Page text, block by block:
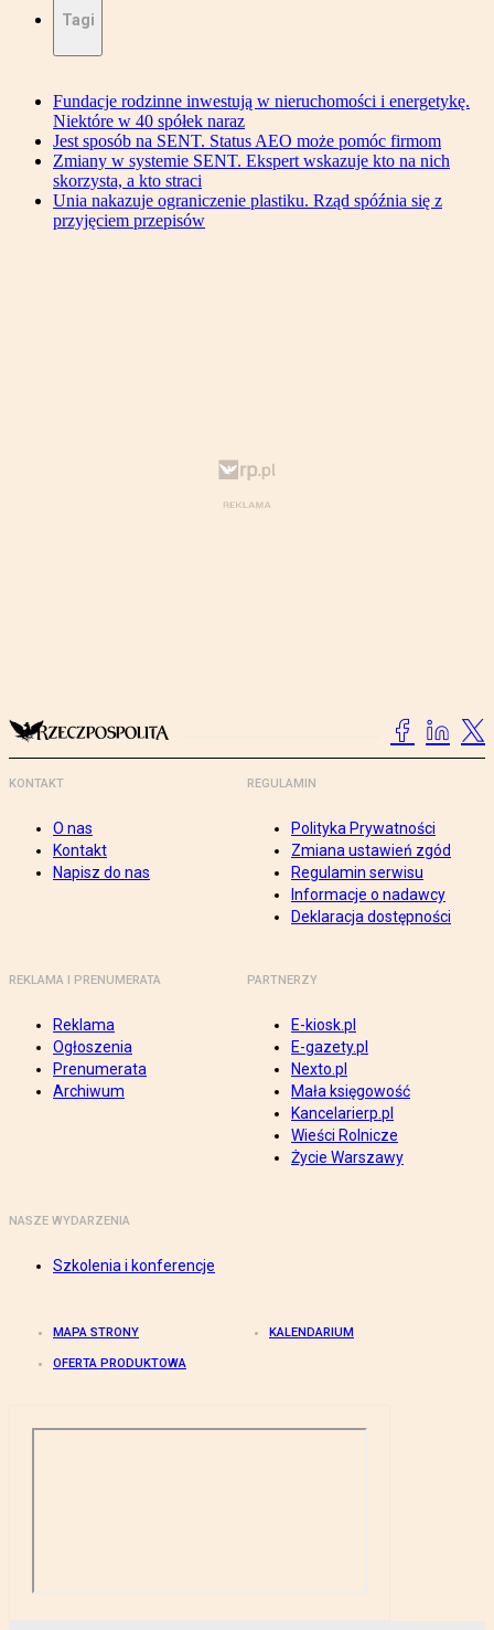
Tagi
Fundacje rodzinne inwestują w nieruchomości i energetykę.
Niektóre w 40 spółek naraz
Jest sposób na SENT. Status AEO może pomóc firmom
Zmiany w systemie SENT. Ekspert wskazuje kto na nich
skorzysta, a kto straci
Unia nakazuje ograniczenie plastiku. Rząd spóźnia się z
przyjęciem przepisów
KONTAKT
O nas
Kontakt
Napisz do nas
REGULAMIN
Polityka Prywatności
Zmiana ustawień zgód
Regulamin serwisu
Informacje o nadawcy
Deklaracja dostępności
REKLAMA I PRENUMERATA
Reklama
Ogłoszenia
Prenumerata
Archiwum
PARTNERZY
E-kiosk.pl
E-gazety.pl
Nexto.pl
Mała księgowość
Kancelarierp.pl
Wieści Rolnicze
Życie Warszawy
NASZE WYDARZENIA
Szkolenia i konferencje
MAPA STRONY KALENDARIUM
OFERTA PRODUKTOWA